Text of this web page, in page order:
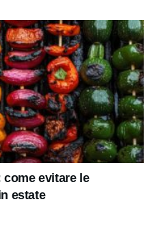
come evitare le
estate